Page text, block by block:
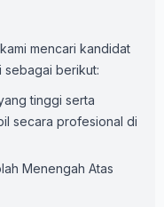
mencari kandidat
sebagai berikut:
tinggi serta
secara profesional di
Menengah Atas